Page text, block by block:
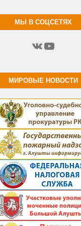
МЫ В СОЦСЕТЯХ
МИРОВЫЕ НОВОСТИ